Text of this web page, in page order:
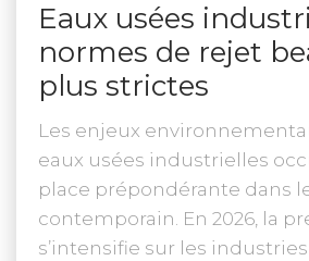
Eaux usées
normes de rejet
plus strictes
Les enjeux
eaux usées industrielles
place prépondérante dans
contemporain. En 2026, la
s’intensifie sur les